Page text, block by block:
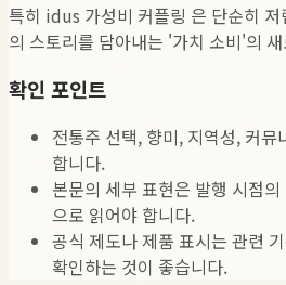
특히 idus 가성비 커플링 은 단순히
의 스토리를 담아내는 '가치 소비'의
확인 포인트
전통주 선택, 향미, 지역성, 커뮤
합니다.
본문의 세부 표현은 발행 시점
으로 읽어야 합니다.
공식 제도나 제품 표시는 관련
확인하는 것이 좋습니다.